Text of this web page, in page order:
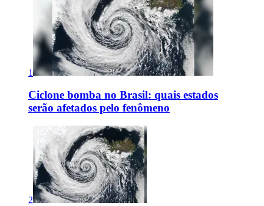
1
Ciclone bomba no Brasil: quais estados
serão afetados pelo fenômeno
2